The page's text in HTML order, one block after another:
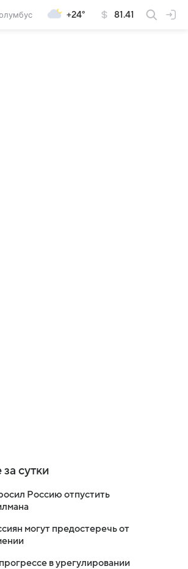
+24° 81.41
сутки
Россию отпустить
могут предостеречь от
в урегулировании